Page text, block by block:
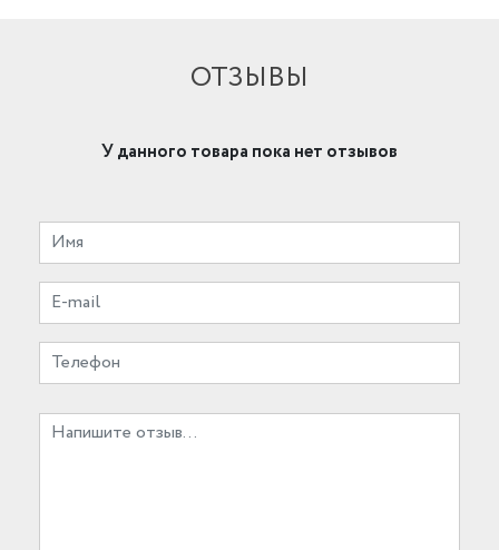
ОТЗЫВЫ
У данного товара пока нет отзывов